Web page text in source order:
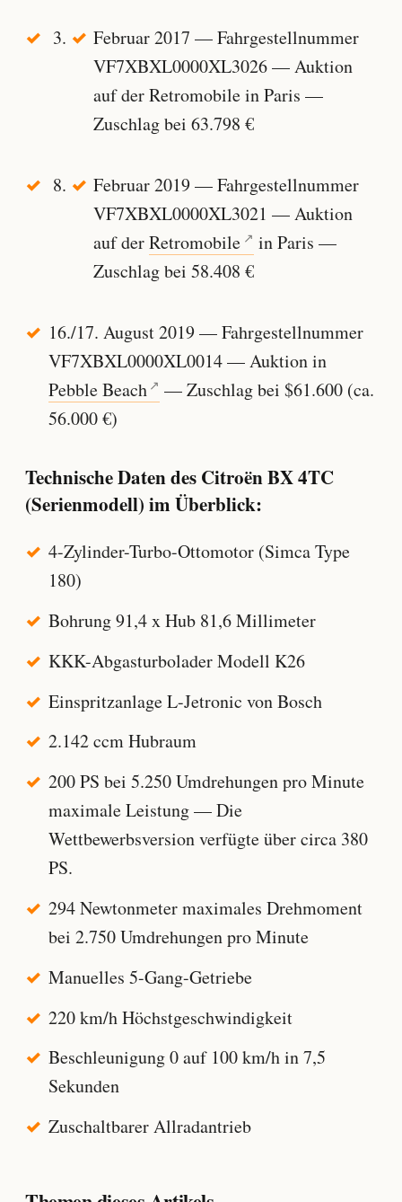
Februar 2017 — Fahrgestellnummer
VF7XBXL0000XL3026 — Auktion
auf der Retromobile in Paris —
Zuschlag bei 63.798 €
Februar 2019 — Fahrgestellnummer
VF7XBXL0000XL3021 — Auktion
auf derRetromobile
in Paris —
Zuschlag bei 58.408 €
16./17. August 2019 — Fahrgestellnummer
VF7XBXL0000XL0014 — Auktion in
Pebble Beach
— Zuschlag bei $61.600 (ca.
56.000 €)
Technische Daten des Citroën BX 4TC
(Serienmodell) im Überblick:
4-Zylinder-Turbo-Ottomotor (Simca Type
180)
Bohrung 91,4 x Hub 81,6 Millimeter
KKK-Abgasturbolader Modell K26
Einspritzanlage L-Jetronic von Bosch
2.142 ccm Hubraum
200 PS bei 5.250 Umdrehungen pro Minute
maximale Leistung — Die
Wettbewerbsversion verfügte über circa 380
PS.
294 Newtonmeter maximales Drehmoment
bei 2.750 Umdrehungen pro Minute
Manuelles 5-Gang-Getriebe
220 km/h Höchstgeschwindigkeit
Beschleunigung 0 auf 100 km/h in 7,5
Sekunden
Zuschaltbarer Allradantrieb